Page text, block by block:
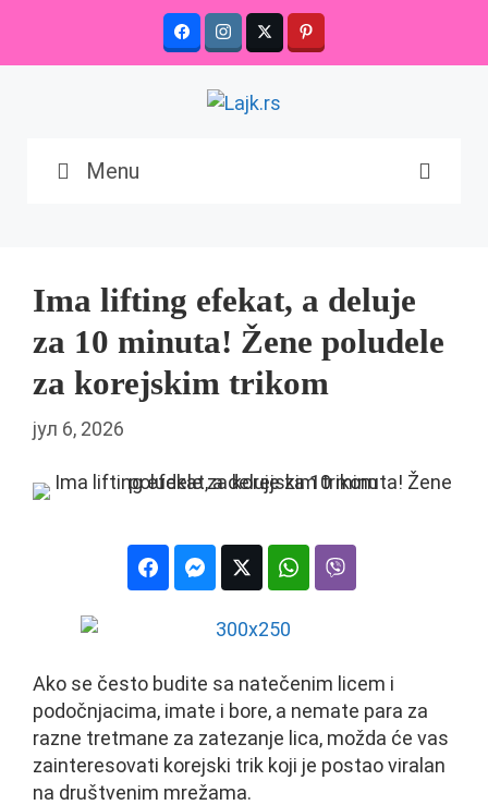
content
Menu
Ima lifting efekat, a deluje
za 10 minuta! Žene poludele
za korejskim trikom
јул 6, 2026
Ako se često budite sa natečenim licem i
podočnjacima, imate i bore, a nemate para za
razne tretmane za zatezanje lica, možda će vas
zainteresovati korejski trik koji je postao viralan
na društvenim mrežama.